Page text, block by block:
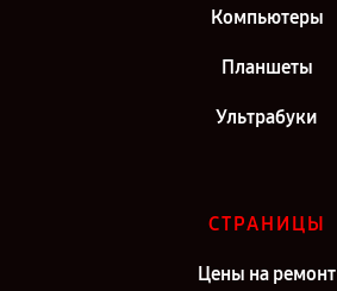
Компьютеры
Планшеты
Ультрабуки
СТРАНИЦЫ
Цены на ремонт